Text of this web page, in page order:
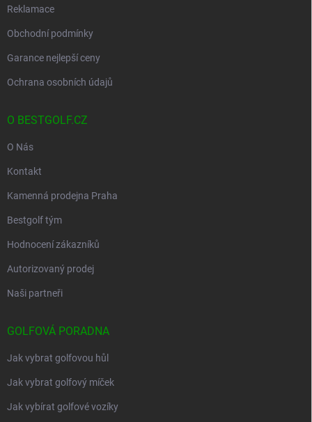
Reklamace
Obchodní podmínky
Garance nejlepší ceny
Ochrana osobních údajů
O BESTGOLF.CZ
O Nás
Kontakt
Kamenná prodejna Praha
Bestgolf tým
Hodnocení zákazníků
Autorizovaný prodej
Naši partneři
GOLFOVÁ PORADNA
Jak vybrat golfovou hůl
Jak vybrat golfový míček
Jak vybírat golfové vozíky